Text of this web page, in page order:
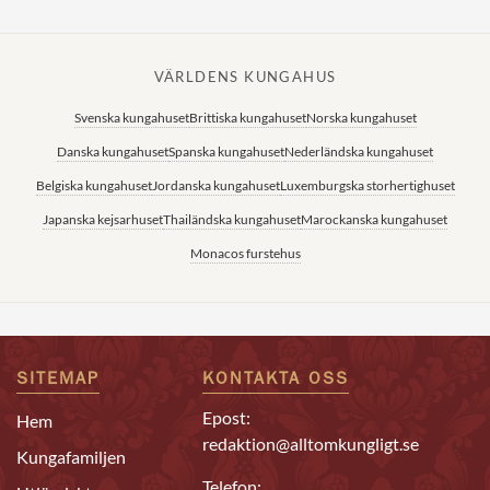
VÄRLDENS KUNGAHUS
Svenska kungahusetBrittiska kungahusetNorska kungahuset
Danska kungahusetSpanska kungahusetNederländska kungahuset
Belgiska kungahusetJordanska kungahusetLuxemburgska storhertighuset
Japanska kejsarhusetThailändska kungahusetMarockanska kungahuset
Monacos furstehus
SITEMAP
Hem
Kungafamiljen
KONTAKTA OSS
Epost:
redaktion@alltomkungligt.se